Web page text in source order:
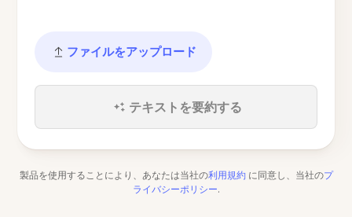
ファイルをアップロード
テキストを要約する
製品を使用することにより、あなたは当社の利用規約 に同意し、当社のプ
ライバシーポリシー.